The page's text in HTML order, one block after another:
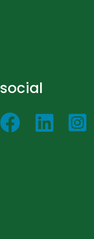
social